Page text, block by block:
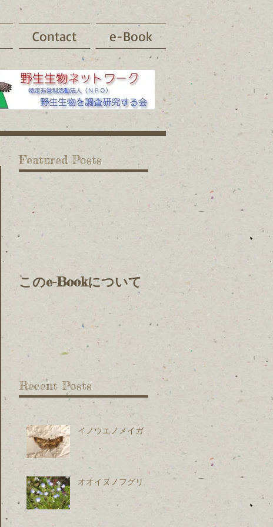
Contact e-Book
Featured Posts
このe-Bookについて
Recent Posts
イノウエノメイガ
オオイヌノフグリ